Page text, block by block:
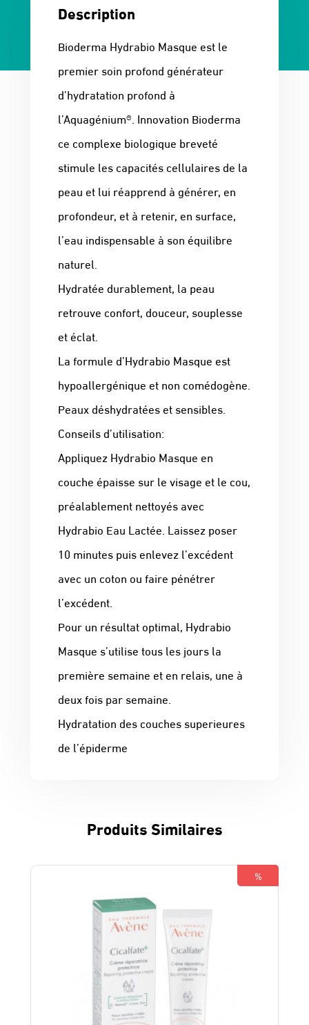
Description
Bioderma Hydrabio Masque est le
premier soin profond générateur
d’hydratation profond à
l’Aquagénium®. Innovation Bioderma
ce complexe biologique breveté
stimule les capacités cellulaires de la
peau et lui réapprend à générer, en
profondeur, et à retenir, en surface,
l’eau indispensable à son équilibre
naturel.
Hydratée durablement, la peau
retrouve confort, douceur, souplesse
et éclat.
La formule d’Hydrabio Masque est
hypoallergénique et non comédogène.
Peaux déshydratées et sensibles.
Conseils d’utilisation:
Appliquez Hydrabio Masque en
couche épaisse sur le visage et le cou,
préalablement nettoyés avec
Hydrabio Eau Lactée. Laissez poser
10 minutes puis enlevez l’excédent
avec un coton ou faire pénétrer
l’excédent.
Pour un résultat optimal, Hydrabio
Masque s’utilise tous les jours la
première semaine et en relais, une à
deux fois par semaine.
Hydratation des couches superieures
de l’épiderme
Produits Similaires
%